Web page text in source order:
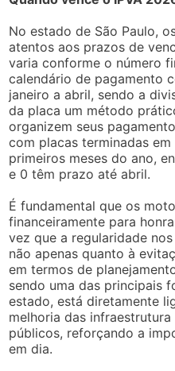
No estado de São Paulo,
atentos aos prazos de
varia conforme o número
calendário de pagamento
janeiro a abril, sendo a
da placa um método
organizem seus
com placas terminadas
primeiros meses do ano,
e 0 têm prazo até abril.
É fundamental que os
financeiramente para
vez que a regularidade
não apenas quanto à
em termos de
sendo uma das principais
estado, está diretamente
melhoria das
públicos, reforçando a
em dia.